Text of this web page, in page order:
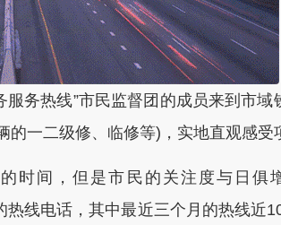
热线”市民监督团的成员来到市域
一二级修、临修等)，实地直观感受
间，但是市民的关注度与日俱
线电话，其中最近三个月的热线近